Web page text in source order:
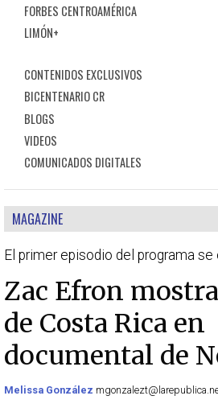
FORBES CENTROAMÉRICA
LIMÓN+
CONTENIDOS EXCLUSIVOS
BICENTENARIO CR
BLOGS
VIDEOS
COMUNICADOS DIGITALES
MAGAZINE
El primer episodio del programa
Zac Efron
de Costa Rica en
documental de
Melissa González